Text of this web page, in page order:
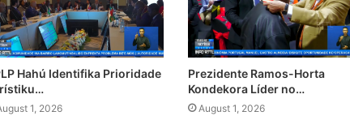
Hahú Identifika Prioridade
1, 2026
Prezidente Ramos-Horta
Kondekora Líder no…
August 1, 2026